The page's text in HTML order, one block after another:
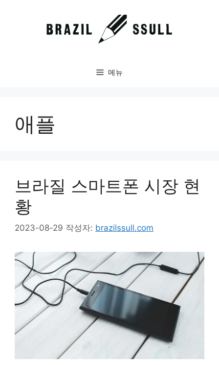
메뉴
애플
브라질 스마트폰 시장 현
황
2023-08-29 작성자: brazilssull.com